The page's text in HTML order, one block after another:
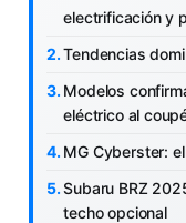
electrificación y
Tendencias
Modelos
eléctrico al
MG Cyberster:
Subaru BRZ
techo opcional